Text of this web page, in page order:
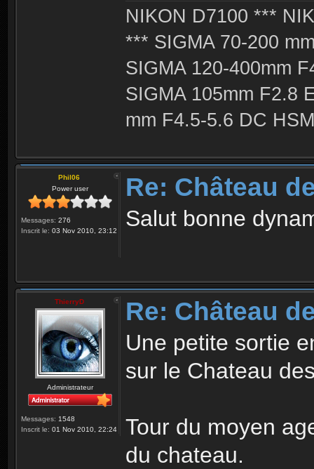
NIKON D7100 ***
*** SIGMA 70-200
SIGMA 120-400mm
SIGMA 105mm F2.8
mm F4.5-5.6 DC
Phil06
Power user
Messages: 276
Inscrit le: 03 Nov 2010, 23:12
Re: Château
Salut bonne
ThierryD
Administrateur
Messages: 1548
Inscrit le: 01 Nov 2010, 22:24
Re: Château
Une petite sortie
sur le Chateau
Tour du moyen
du chateau.